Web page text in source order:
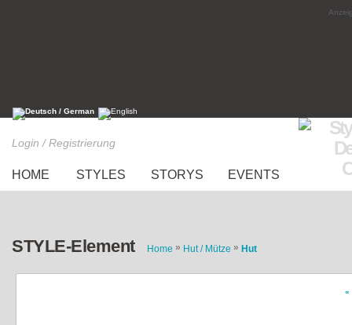
Login / Registrierung
HOME STYLES STORYS EVENTS
STYLE-Element Home » Hut / Mütze » Hut
«